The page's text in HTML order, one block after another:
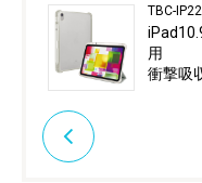
TBC-
用
衝撃吸